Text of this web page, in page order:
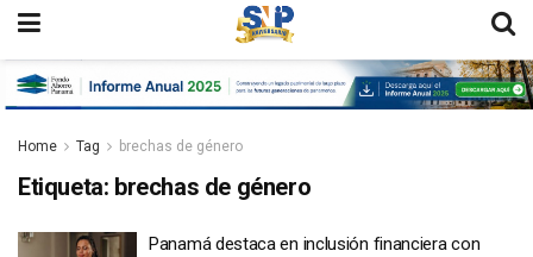
Home Tag brechas de género
Etiqueta: brechas de género
Panamá destaca en inclusión financiera con